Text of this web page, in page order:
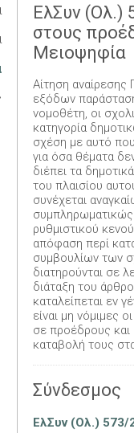
ΕλΣυν (Ολ.)
στους
Μειοψηφία
Αίτηση αναίρεσης
εξόδων
νομοθέτη, οι
κατηγορία
σχέση με αυτό
για όσα θέματα
διέπει τα
του πλαισίου
συνέχεται
ρυθμιστικού
απόφαση περί
συμβουλίων των
διατηρούνται σε
διάταξη του
καταλείπεται εν
είναι μη νόμιμες
σε προέδρους και
καταβολή τους
Σύνδεσμος
ΕλΣυν (Ολ.) 573/